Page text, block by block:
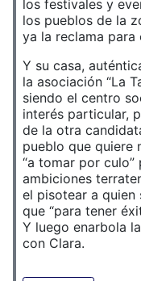
los festivales y
los pueblos de la
ya la reclama
Y su casa,
la asociación “La
siendo el centro
interés particular,
de la otra
pueblo que quiere
“a tomar por culo”
ambiciones
el pisotear a
que “para tener
Y luego enarbola
con Clara.